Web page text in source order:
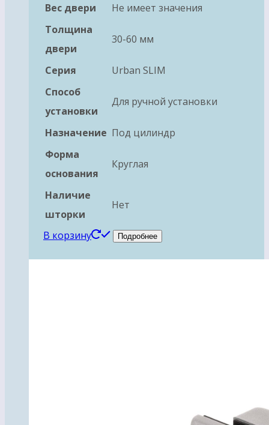
Вес двери
Не имеет значения
Толщина
двери
30-60 мм
Серия
Urban SLIM
Способ
установки
Для ручной установки
Назначение Под цилиндр
Форма
основания
Круглая
Наличие
шторки
Нет
В корзину Подробнее